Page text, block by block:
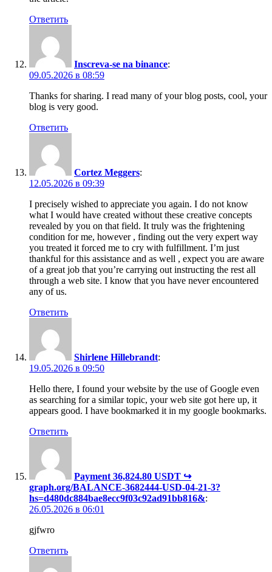
Ответить
Inscreva-se na binance:
09.05.2026 в 08:59
Thanks for sharing. I read many of your blog posts, cool, your
blog is very good.
Ответить
Cortez Meggers:
12.05.2026 в 09:39
I precisely wished to appreciate you again. I do not know
what I would have created without these creative concepts
revealed by you on that field. It truly was the frightening
condition for me, however , finding out the very expert way
you treated it forced me to cry with fulfillment. I’m just
thankful for this assistance and as well , expect you are aware
of a great job that you’re carrying out instructing the rest all
through a web site. I know that you have never encountered
any of us.
Ответить
Shirlene Hillebrandt:
19.05.2026 в 09:50
Hello there, I found your website by the use of Google even
as searching for a similar topic, your web site got here up, it
appears good. I have bookmarked it in my google bookmarks.
Ответить
Payment 36,824.80 USDT ↪
graph.org/BALANCE-3682444-USD-04-21-3?
hs=d480dc884bae8ecc9f03c92ad91bb816&:
26.05.2026 в 06:01
gjfwro
Ответить